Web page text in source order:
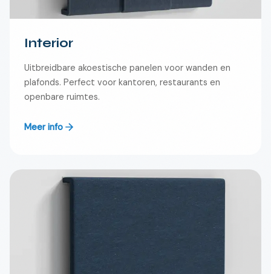
Interior
Uitbreidbare akoestische panelen voor wanden en
plafonds. Perfect voor kantoren, restaurants en
openbare ruimtes.
Meer info